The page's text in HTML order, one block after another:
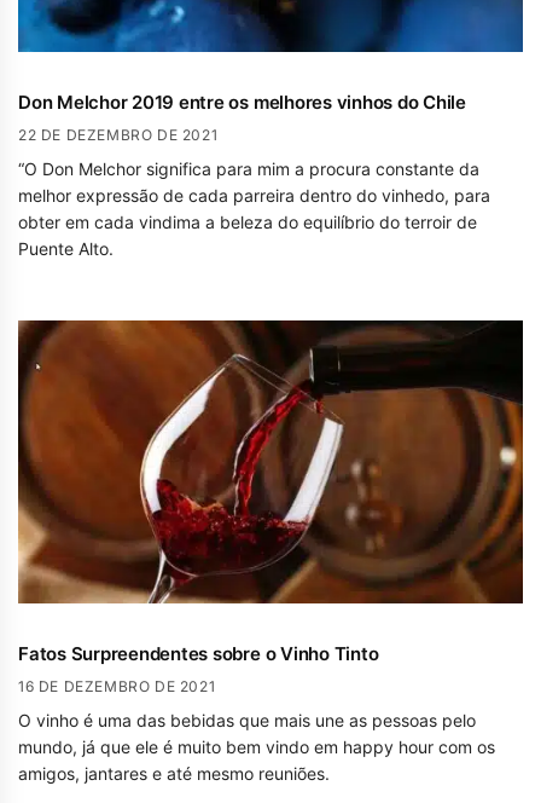
Don Melchor 2019 entre os melhores vinhos do Chile
22 DE DEZEMBRO DE 2021
“O Don Melchor significa para mim a procura constante da
melhor expressão de cada parreira dentro do vinhedo, para
obter em cada vindima a beleza do equilíbrio do terroir de
Puente Alto.
Fatos Surpreendentes sobre o Vinho Tinto
16 DE DEZEMBRO DE 2021
O vinho é uma das bebidas que mais une as pessoas pelo
mundo, já que ele é muito bem vindo em happy hour com os
amigos, jantares e até mesmo reuniões.